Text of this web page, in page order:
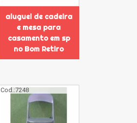
aluguel de cadeira
e mesa para
casamento em sp
no Bom Retiro
Cod.:7248